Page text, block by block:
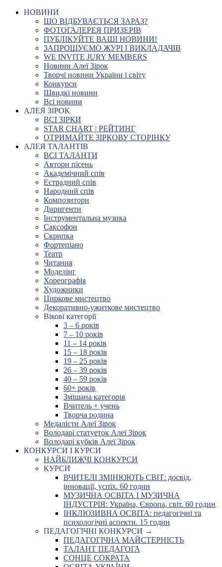
НОВИНИ
ЩО ВІДБУВАЄТЬСЯ ЗАРАЗ?
ФОТОГАЛЕРЕЯ ПРИЗЕРІВ
ПУБЛІКУЙТЕ ВАШІ НОВИНИ!
ЗАПРОШУЄМО ЖУРІ І ВИКЛАДАЧІВ
WE INVITE JURY MEMBERS
Новини Алеї Зірок
Творчі новини України і світу
Конкурси
Швидкі новини
Всі новини
АЛЕЯ ЗІРОК
ВСІ ЗІРКИ
STAR CHART | РЕЙТИНГ
ОТРИМАЙТЕ ЗІРКОВУ СТОРІНКУ
АЛЕЯ ТАЛАНТІВ
ВСІ ТАЛАНТИ
Автори пісень
Академічний спів
Естрадний спів
Народний спів
Композитори
Диригенти
Інструментальна музика
Саксофон
Скрипка
Фортепіано
Театр
Читання
Моделінг
Хореографія
Художники
Циркове мистецтво
Декоративно-ужиткове мистецтво
Вікові категорії
3 – 6 років
7 – 10 років
11 – 14 років
15 – 18 років
19 – 25 років
26 – 39 років
40 – 59 років
60+ років
Змішана категорія
Вчитель + учень
Творча родина
Медалісти Алеї Зірок
Володарі статуеток Алеї Зірок
Володарі кубків Алеї Зірок
КОНКУРСИ І КУРСИ
НАЙБЛИЖЧІ КОНКУРСИ
КУРСИ
ВЧИТЕЛІ ЗМІНЮЮТЬ СВІТ: досвід,
інновації, успіх. 60 годин
МУЗИЧНА ОСВІТА І МУЗИЧНА
ІНДУСТРІЯ: Україна, Європа, світ. 60 годин
ІНКЛЮЗИВНА ОСВІТА: педагогічні та
психологічні аспекти. 15 годин
ПЕДАГОГІЧНІ КОНКУРСИ →
ПЕДАГОГІЧНА МАЙСТЕРНІСТЬ
ТАЛАНТ ПЕДАГОГА
СОНЦЕ СОКРАТА